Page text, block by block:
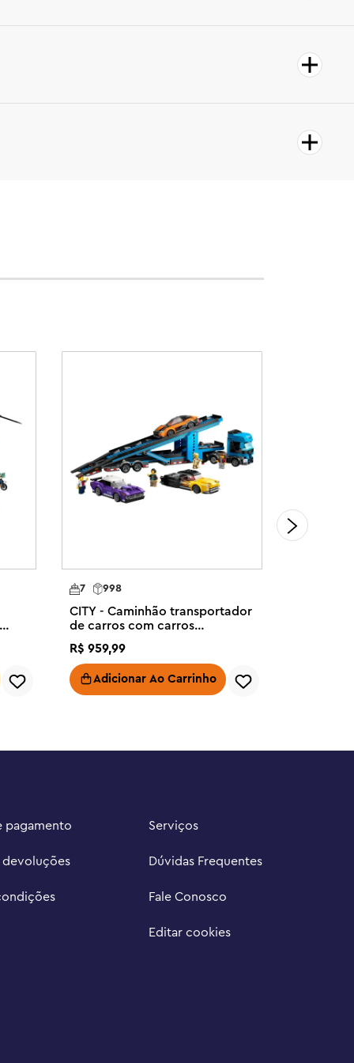
998
7
CITY - Caminhão transportador
de carros com carros
R$ 959,99
Adicionar Ao Carrinho
pagamento
devoluções
Serviços
Dúvidas Frequentes
Fale Conosco
Editar cookies